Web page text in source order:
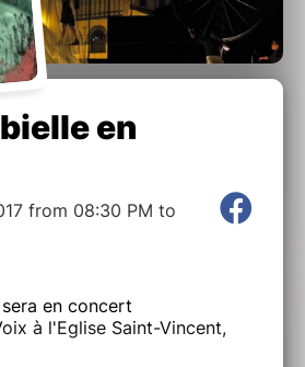
en
from 08:30 PM to
sera en concert
à l'Eglise Saint-Vincent,